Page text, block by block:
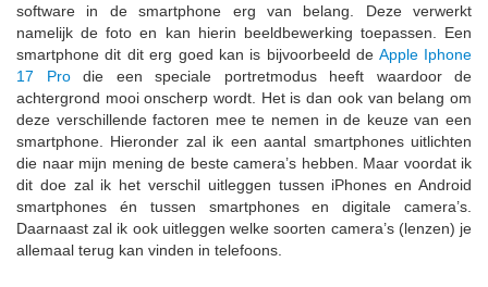
software in de smartphone erg van belang. Deze verwerkt
namelijk de foto en kan hierin beeldbewerking toepassen. Een
smartphone dit dit erg goed kan is bijvoorbeeld de Apple Iphone
17 Prodie een speciale portretmodus heeft waardoor de
achtergrond mooi onscherp wordt. Het is dan ook van belang om
deze verschillende factoren mee te nemen in de keuze van een
smartphone. Hieronder zal ik een aantal smartphones uitlichten
die naar mijn mening de beste camera’s hebben. Maar voordat ik
dit doe zal ik het verschil uitleggen tussen iPhones en Android
smartphones én tussen smartphones en digitale camera’s.
Daarnaast zal ik ook uitleggen welke soorten camera’s (lenzen) je
allemaal terug kan vinden in telefoons.